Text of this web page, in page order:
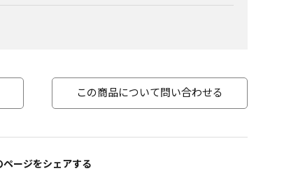
この商品について問い合わせる
ページをシェアする